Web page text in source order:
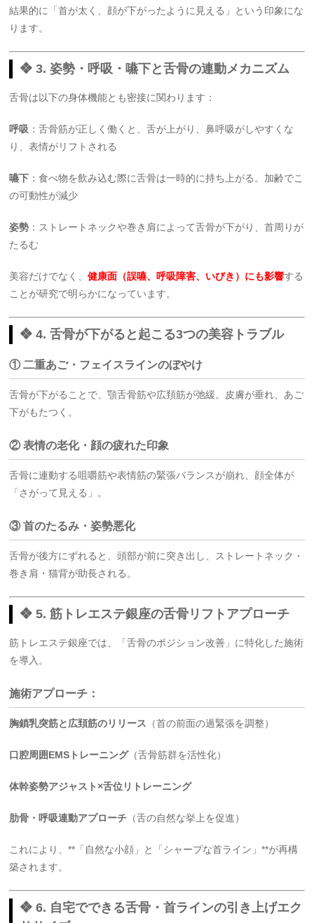
結果的に「首が太く、顔が下がったように見える」という印象にな
ります。
❖ 3. 姿勢・呼吸・嚥下と舌骨の連動メカニズム
舌骨は以下の身体機能とも密接に関わります：
呼吸 ：舌骨筋が正しく働くと、舌が上がり、鼻呼吸がしやすくな
り、表情がリフトされる
嚥下 ：食べ物を飲み込む際に舌骨は一時的に持ち上がる。加齢でこ
の可動性が減少
姿勢 ：ストレートネックや巻き肩によって舌骨が下がり、首周りが
たるむ
美容だけでなく、健康面（誤嚥、呼吸障害、いびき）にも影響する
ことが研究で明らかになっています。
❖ 4. 舌骨が下がると起こる3つの美容トラブル
① 二重あご・フェイスラインのぼやけ
舌骨が下がることで、顎舌骨筋や広頚筋が弛緩。皮膚が垂れ、あご
下がもたつく。
② 表情の老化・顔の疲れた印象
舌骨に連動する咀嚼筋や表情筋の緊張バランスが崩れ、顔全体が
「さがって見える」。
③ 首のたるみ・姿勢悪化
舌骨が後方にずれると、頭部が前に突き出し、ストレートネック・
巻き肩・猫背が助長される。
❖ 5. 筋トレエステ銀座の舌骨リフトアプローチ
筋トレエステ銀座では、「舌骨のポジション改善」に特化した施術
を導入。
施術アプローチ：
胸鎖乳突筋と広頚筋のリリース （首の前面の過緊張を調整）
口腔周囲EMSトレーニング（舌骨筋群を活性化）
体幹姿勢アジャスト×舌位リトレーニング
肋骨・呼吸連動アプローチ （舌の自然な挙上を促進）
これにより、**「自然な小顔」と「シャープな首ライン」**が再構
築されます。
❖ 6. 自宅でできる舌骨・首ラインの引き上げエク